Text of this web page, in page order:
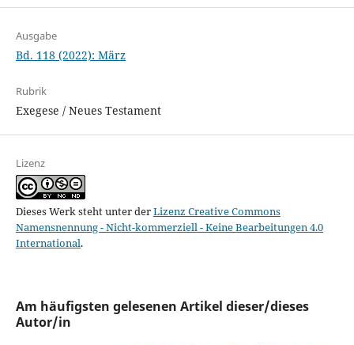
Ausgabe
Bd. 118 (2022): März
Rubrik
Exegese / Neues Testament
Lizenz
Dieses Werk steht unter derLizenz Creative Commons
Namensnennung - Nicht-kommerziell - Keine Bearbeitungen 4.0
International.
Am häufigsten gelesenen Artikel dieser/dieses
Autor/in